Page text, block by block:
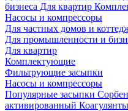
бизнеса Для квартир
Насосы и компрессоры
Для частных домов и
Для промышленности и
Для квартир
Комплектующие
Фильтрующие засыпки
Насосы и компрессоры
Популярные засыпки
активированный Коагулянты